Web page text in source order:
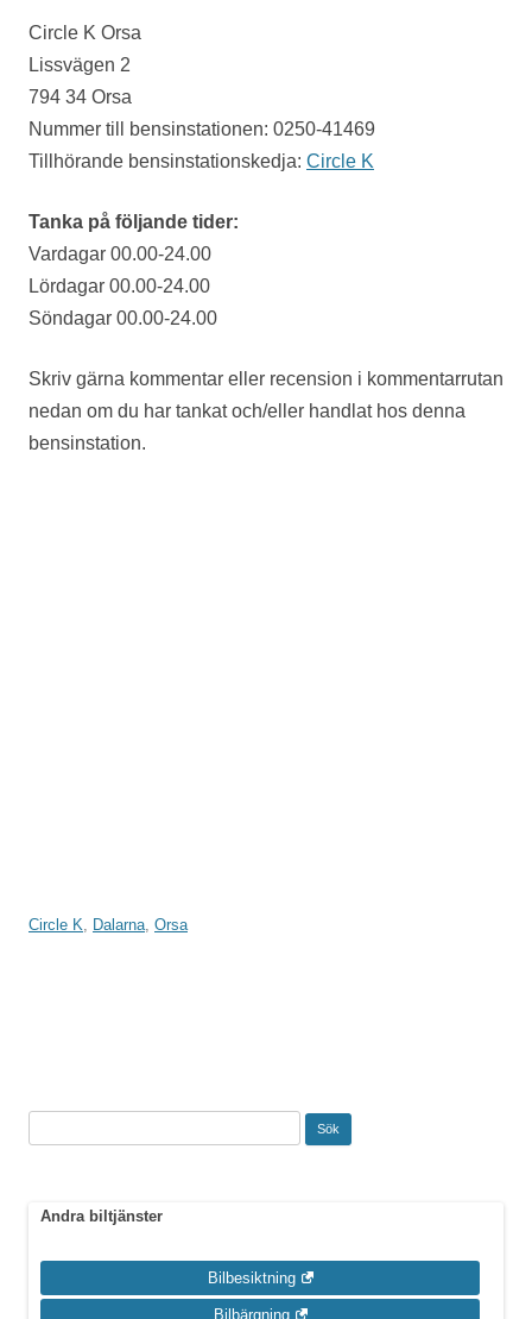
Circle K Orsa
Lissvägen 2
794 34 Orsa
Nummer till bensinstationen: 0250-41469
Tillhörande bensinstationskedja: Circle K
Tanka på följande tider:
Vardagar 00.00-24.00
Lördagar 00.00-24.00
Söndagar 00.00-24.00
Skriv gärna kommentar eller recension i kommentarrutan
nedan om du har tankat och/eller handlat hos denna
bensinstation.
Circle K, Dalarna, Orsa
Andra biltjänster
Bilbesiktning
Bilbärgning